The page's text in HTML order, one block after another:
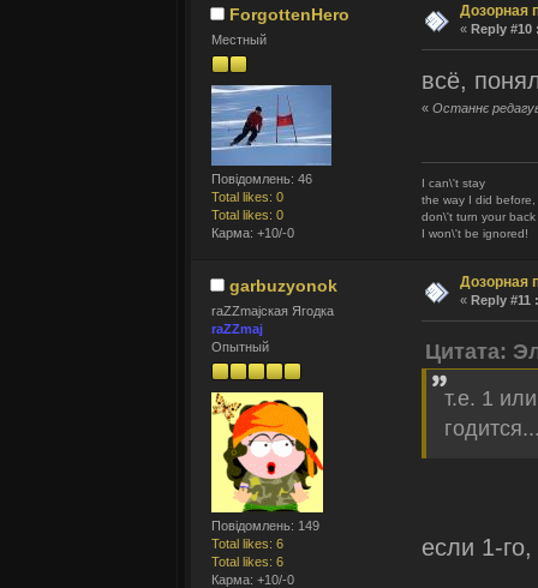
ForgottenHero
Местный
Повідомлень: 46
Total likes: 0
Total likes: 0
Карма: +10/-0
Дозорная
« Reply #10
всё,
« Останнє
I can\'t stay
the way I did before,
don\'t turn your
I won\'t be ignored!
garbuzyonok
raZZmajская Ягодка
raZZmaj
Опытный
Повідомлень: 149
Total likes: 6
Total likes: 6
Карма: +10/-0
Дозорная
« Reply #11 :
Цитата:
т.е. 1
если 1-